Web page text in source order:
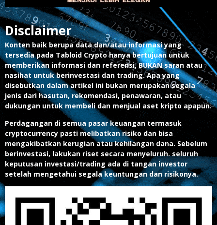
Disclaimer
Konten baik berupa data dan/atau informasi yang
tersedia pada Tabloid Crypto hanya bertujuan untuk
memberikan informasi dan referensi, BUKAN saran atau
nasihat untuk berinvestasi dan trading. Apa yang
disebutkan dalam artikel ini bukan merupakan segala
jenis dari hasutan, rekomendasi, penawaran, atau
dukungan untuk membeli dan menjual aset kripto apapun.
Perdagangan di semua pasar keuangan termasuk
cryptocurrency pasti melibatkan risiko dan bisa
mengakibatkan kerugian atau kehilangan dana. Sebelum
berinvestasi, lakukan riset secara menyeluruh. seluruh
keputusan investasi/trading ada di tangan investor
setelah mengetahui segala keuntungan dan risikonya.